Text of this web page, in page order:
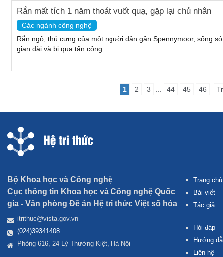
Rắn mất tích 1 năm thoát vuốt quạ, gặp lại chủ nhân
Các ngành công nghệ
Rắn ngô, thú cưng của một người dân gần Spennymoor, sống
gian dài và bị quạ tấn công.
1 2 3 44 45 46
Bộ Khoa học và Công nghệ
Cục thông tin Khoa học và Công nghệ Quốc
gia - Văn phòng Đề án Hệ tri thức Việt số hóa
itrithuc@vista.gov.vn
(024)39341408
Phòng 616, 24 Lý Thường Kiệt, Hà Nội
Trang chủ
Bài viết
Tác giả
Hỏi đáp
Hướng
Liên hệ